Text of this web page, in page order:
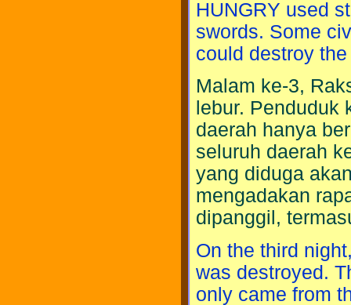
HUNGRY used
swords. Some
could destroy
Malam ke-3,
lebur. Penduduk
daerah hanya
seluruh daerah
yang diduga
mengadakan
dipanggil,
On the third
was destroyed.
only came from